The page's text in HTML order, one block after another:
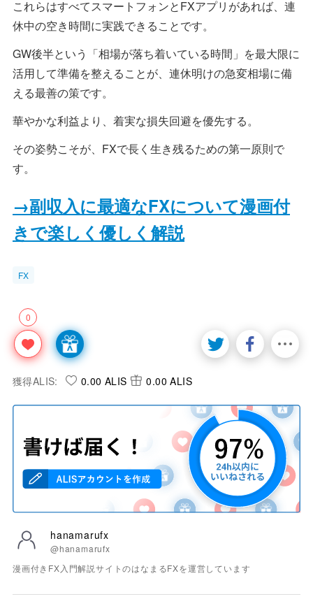
これらはすべてスマートフォンとFXアプリがあれば、連
休中の空き時間に実践できることです。
GW後半という「相場が落ち着いている時間」を最大限に
活用して準備を整えることが、連休明けの急変相場に備
える最善の策です。
華やかな利益より、着実な損失回避を優先する。
その姿勢こそが、FXで長く生き残るための第一原則で
す。
→副収入に最適なFXについて漫画付
きで楽しく優しく解説
FX
0
獲得ALIS: 0.00 ALIS 0.00 ALIS
hanamarufx
@hanamarufx
漫画付きFX入門解説サイトのはなまるFXを運営しています